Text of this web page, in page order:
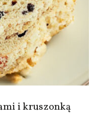
i kruszonką